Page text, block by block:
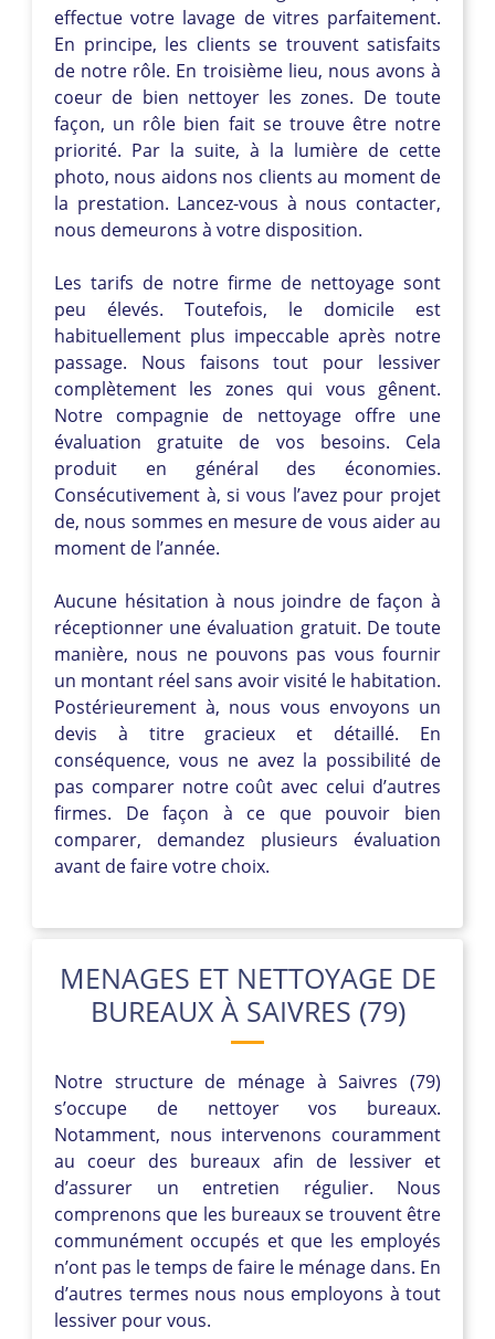
effectue votre lavage de vitres parfaitement.
En principe, les clients se trouvent satisfaits
de notre rôle. En troisième lieu, nous avons à
coeur de bien nettoyer les zones. De toute
façon, un rôle bien fait se trouve être notre
priorité. Par la suite, à la lumière de cette
photo, nous aidons nos clients au moment de
la prestation. Lancez-vous à nous contacter,
nous demeurons à votre disposition.
Les tarifs de notre firme de nettoyage sont
peu élevés. Toutefois, le domicile est
habituellement plus impeccable après notre
passage. Nous faisons tout pour lessiver
complètement les zones qui vous gênent.
Notre compagnie de nettoyage offre une
évaluation gratuite de vos besoins. Cela
produit en général des économies.
Consécutivement à, si vous l’avez pour projet
de, nous sommes en mesure de vous aider au
moment de l’année.
Aucune hésitation à nous joindre de façon à
réceptionner une évaluation gratuit. De toute
manière, nous ne pouvons pas vous fournir
un montant réel sans avoir visité le habitation.
Postérieurement à, nous vous envoyons un
devis à titre gracieux et détaillé. En
conséquence, vous ne avez la possibilité de
pas comparer notre coût avec celui d’autres
firmes. De façon à ce que pouvoir bien
comparer, demandez plusieurs évaluation
avant de faire votre choix.
MENAGES ET NETTOYAGE DE
BUREAUX À SAIVRES (79)
Notre structure de ménage à Saivres (79)
s’occupe de nettoyer vos bureaux.
Notamment, nous intervenons couramment
au coeur des bureaux afin de lessiver et
d’assurer un entretien régulier. Nous
comprenons que les bureaux se trouvent être
communément occupés et que les employés
n’ont pas le temps de faire le ménage dans. En
d’autres termes nous nous employons à tout
lessiver pour vous.